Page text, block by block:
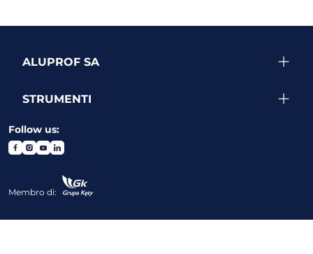
ALUPROF SA
STRUMENTI
Follow us:
Membro di: